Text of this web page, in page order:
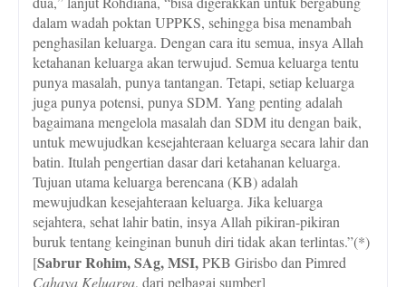
dalam wadah poktan UPPKS, sehingga bisa menambah
penghasilan keluarga. Dengan cara itu semua, insya Allah
ketahanan keluarga akan terwujud. Semua keluarga tentu
punya masalah, punya tantangan. Tetapi, setiap keluarga
juga punya potensi, punya SDM. Yang penting adalah
bagaimana mengelola masalah dan SDM itu dengan baik,
untuk mewujudkan kesejahteraan keluarga secara lahir dan
batin. Itulah pengertian dasar dari ketahanan keluarga.
Tujuan utama keluarga berencana (KB) adalah
mewujudkan kesejahteraan keluarga. Jika keluarga
sejahtera, sehat lahir batin, insya Allah pikiran-pikiran
buruk tentang keinginan bunuh diri tidak akan terlintas.”(*)
[Sabrur Rohim, SAg, MSI,PKB Girisbo dan Pimred
Cahaya Keluarga, dari pelbagai sumber]